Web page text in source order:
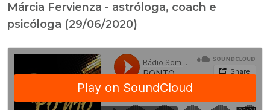
Márcia Fervienza - astróloga, coach e
psicóloga (29/06/2020)